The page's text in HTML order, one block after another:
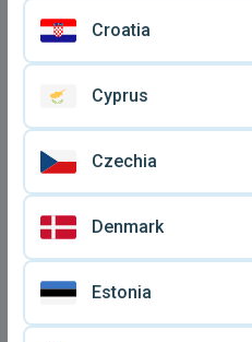
Vintage ανδρικό ελβετικό
ρολόι Longines
€ 650
Croatia
Cyprus
Czechia
Denmark
Estonia